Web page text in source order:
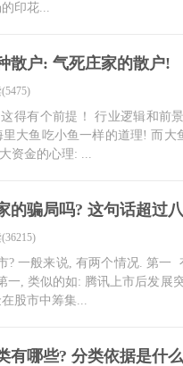
印花...
散户: 气死庄家的散户!
得有个前提！ 行业逻辑和前
大鱼吃小鱼一样的道理! 而
资金的心理: ...
的骗局吗? 这句话超过
? 一般来说, 有两个情况. 第一
一, 类似的如: 腾讯上市后发展
股市中筹集...
有哪些? 分类依据是什么